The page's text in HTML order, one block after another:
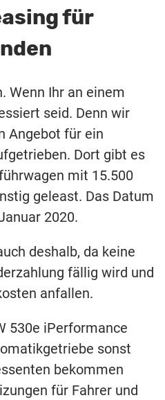
für
Wenn Ihr an einem
seid. Denn wir
Angebot für ein
Dort gibt es
mit 15.500
geleast. Das Datum
2020.
deshalb, da keine
fällig wird und
anfallen.
530e iPerformance
sonst
bekommen
für Fahrer und